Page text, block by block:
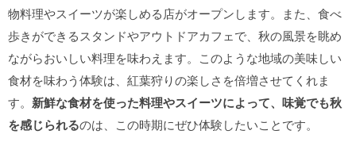
物料理やスイーツが楽しめる店がオープンします。また、食べ
歩きができるスタンドやアウトドアカフェで、秋の風景を眺め
ながらおいしい料理を味わえます。このような地域の美味しい
食材を味わう体験は、紅葉狩りの楽しさを倍増させてくれま
す。 新鮮な食材を使った料理やスイーツによって、味覚でも秋
を感じられるのは、この時期にぜひ体験したいことです。